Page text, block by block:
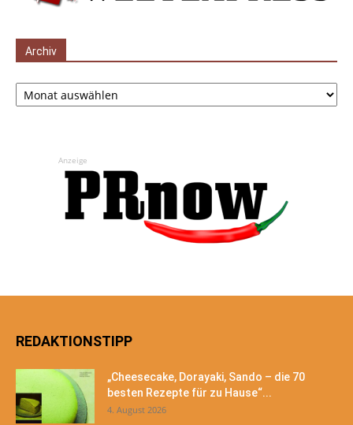
Archiv
Archiv
Anzeige
REDAKTIONSTIPP
„Cheesecake, Dorayaki, Sando – die 70
besten Rezepte für zu Hause“...
4. August 2026